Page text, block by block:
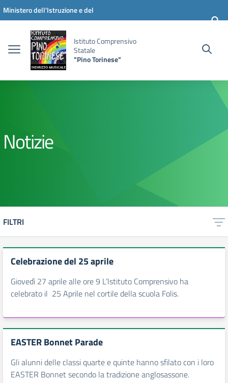
Vai ai contenuti
Vai al menu di navigazione
Vai al footer
Ministero dell'Istruzione e del
Istituto Comprensivo
Statale
"Pino Torinese"
Notizie
FILTRI
Celebrazione del 25 aprile
Giovedì 27 aprile alle ore 9 L’Istituto Comprensivo ha
celebrato il 25 Aprile nel cortile della scuola Folis.
EASTER Bonnet Parade
Gli alunni delle classi quarte e quinte hanno sfilato con i loro
EASTER Bonnet secondo la tradizione anglosassone.